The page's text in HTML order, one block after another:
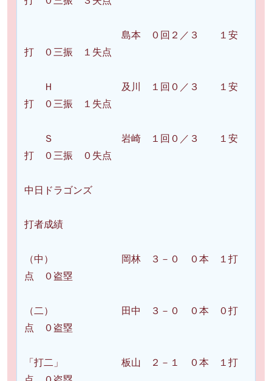
島本 ０回２／３ １安
打 ０三振 １失点
Ｈ 及川 １回０／３ １安
打 ０三振 １失点
Ｓ 岩崎 １回０／３ １安
打 ０三振 ０失点
中日ドラゴンズ
打者成績
（中） 岡林 ３－０ ０本 １打
点 ０盗塁
（二） 田中 ３－０ ０本 ０打
点 ０盗塁
「打二」 板山 ２－１ ０本 １打